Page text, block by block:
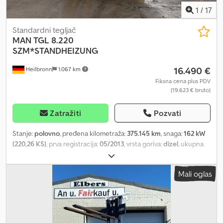
1 / 17
Heilbronn 1.067 km
Standardni tegljač
MAN TGL 8.220
SZM*STANDHEIZUNG
16.490 €
Fiksna cena plus PDV
(19.623 € bruto)
Zatražiti Pozvati
Stanje: polovno, pređena kilometraža: 375.145 km, snaga:162 kW
(220,26 KS), prva registracija:05/2013, vrsta goriva:dizel, ukupna
, konfiguracija osovina:
prenosa:mehanički, emisioni razred:Euro 5, Godina proizvodnje:
ABS, grejač za parkiranje, klima uređaj , Posebna
oprema: Credpswc An Aofx Aagof Kutija za odlaganje, završna
letva, ABS priključak za prikolicu, retrovizori širokog ugla sa
električnim podešavanjem i grejanjem, levo, retrovizori širokog
ugla sa električnim podešavanjem i grejanjem, desno, akumulator
Mali oglas